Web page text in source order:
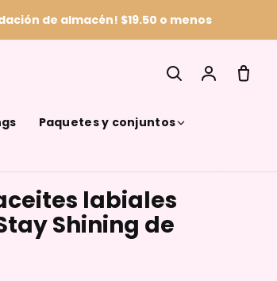
de almacén! $19.50 o menos
Paquetes y conjuntos
labiales
Shining de